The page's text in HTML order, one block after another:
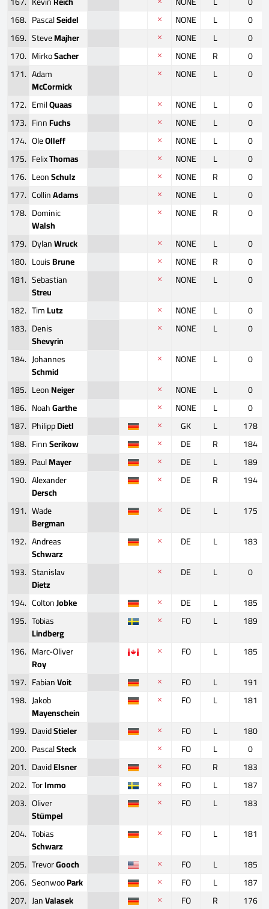
168. PascalSeidel NONE L
0
169. SteveMajher NONE L
0
170. MirkoSacher NONE R
0
171. Adam
McCormick
NONE L
0
172. EmilQuaas NONE L
0
173. FinnFuchs NONE L
0
174. OleOlleff NONE L
0
175. FelixThomas NONE L
0
176. LeonSchulz NONE R
0
177. CollinAdams NONE L
0
178. Dominic
Walsh
NONE R
0
179. DylanWruck NONE L
0
180. LouisBrune NONE R
0
181. Sebastian
Streu
NONE L
0
182. TimLutz NONE L
0
183. Denis
Shevyrin
NONE L
0
184. Johannes
Schmid
NONE L
0
185. LeonNeiger NONE L
0
186. NoahGarthe NONE L
0
187. PhilippDietl GK L
178
188. FinnSerikow DE R
184
189. PaulMayer DE L
189
190. Alexander
Dersch
DE R
194
191. Wade
Bergman
DE L
175
192. Andreas
Schwarz
DE L
183
193. Stanislav
Dietz
DE L
0
194. ColtonJobke DE L
185
195. Tobias
Lindberg
FO L
189
196. Marc-Oliver
Roy
FO L
185
197. FabianVoit FO L
191
198. Jakob
Mayenschein
FO L
181
199. DavidStieler FO L
180
200. PascalSteck FO L
0
201. DavidElsner FO R
183
202. TorImmo FO L
187
203. Oliver
Stümpel
FO L
183
204. Tobias
Schwarz
FO L
181
205. TrevorGooch FO L
185
206. SeonwooPark FO L
187
207. JanValasek FO R
176